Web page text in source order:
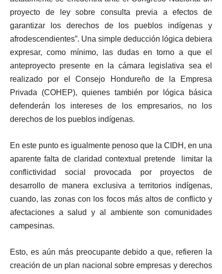
proyecto de ley sobre consulta previa a efectos de
garantizar los derechos de los pueblos indígenas y
afrodescendientes”. Una simple deducción lógica debiera
expresar, como mínimo, las dudas en torno a que el
anteproyecto presente en la cámara legislativa sea el
realizado por el Consejo Hondureño de la Empresa
Privada (COHEP), quienes también por lógica básica
defenderán los intereses de los empresarios, no los
derechos de los pueblos indígenas.
En este punto es igualmente penoso que la CIDH, en una
aparente falta de claridad contextual pretende limitar la
conflictividad social provocada por proyectos de
desarrollo de manera exclusiva a territorios indígenas,
cuando, las zonas con los focos más altos de conflicto y
afectaciones a salud y al ambiente son comunidades
campesinas.
Esto, es aún más preocupante debido a que, refieren la
creación de un plan nacional sobre empresas y derechos